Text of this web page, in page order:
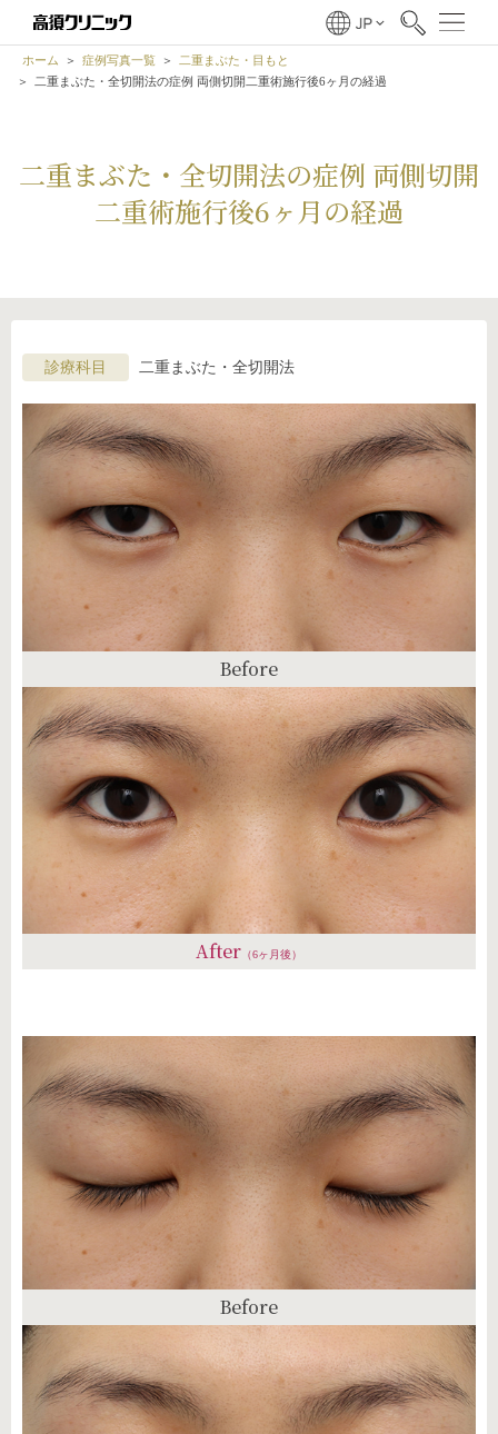
ホーム 症例写真一覧
二重まぶた・目もと
二重まぶた・全切開法の症例 両側切開二重術施行後6ヶ月の経過
二重まぶた・全切開法の症例 両側切開
二重術施行後6ヶ月の経過
診療科目 二重まぶた・全切開法
Before
After （6ヶ月後）
Before